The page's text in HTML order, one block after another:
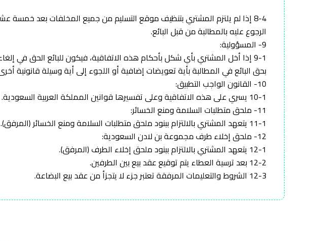
الرجوع عليه بالمطالبة من قبل البائع.
9- المسؤولية:
9-1 إذا أخل المشتري بأي شكل بأحكام هذه الاتفاقية، فيكون للبائع الحق في
بحق البائع في المطالبة بأية تعويضات إضافية أو اللجوء إلى أية وسيلة قانونية
10- القانون الواجب التطبيق:
10-1 يسري على هذه الاتفاقية وعلى تفسيرها قوانين المملكة العربية السعودية.
11- ملحق متطلبات السلامة ومنع الخسائر:
11-1 يتعهد المشتري بالالتزام ببنود ملحق متطلبات السلامة ومنع الخسائر (المرفق).
12- ملحق إخلاء طرف مجموعة بن لادن السعودية:
12-1 يتعهد المشتري بالالتزام ببنود ملحق إخلاء الطرف (المرفق).
12-2 بعد ترسية العطاء يتم توقيع عقد بيع بين الطرفين.
12-3 الشروط والتعليمات المرفقة تعتبر جزء لا يتجزأ من عقد بيع البضاعة.